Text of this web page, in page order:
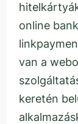
online
van a
keretén